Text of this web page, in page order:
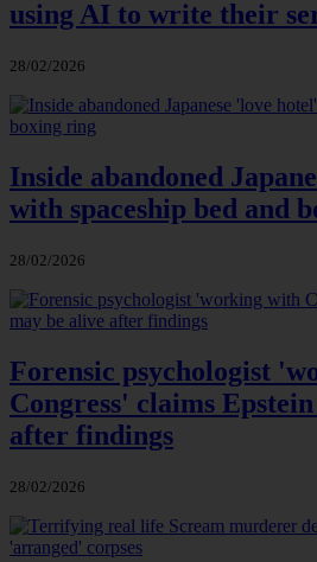
using AI to write their
28/02/2026
Inside abandoned
with spaceship bed and
28/02/2026
Forensic psychologist
Congress' claims
after findings
28/02/2026